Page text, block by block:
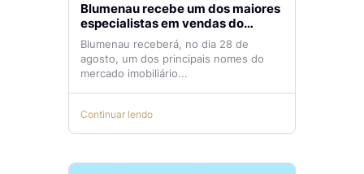
Blumenau recebe um dos maiores
especialistas em vendas do
mercado imobiliário
Blumenau receberá, no dia 28 de
agosto, um dos principais nomes do
mercado imobiliário...
Continuar lendo